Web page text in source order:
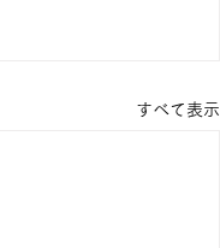
すべて表示